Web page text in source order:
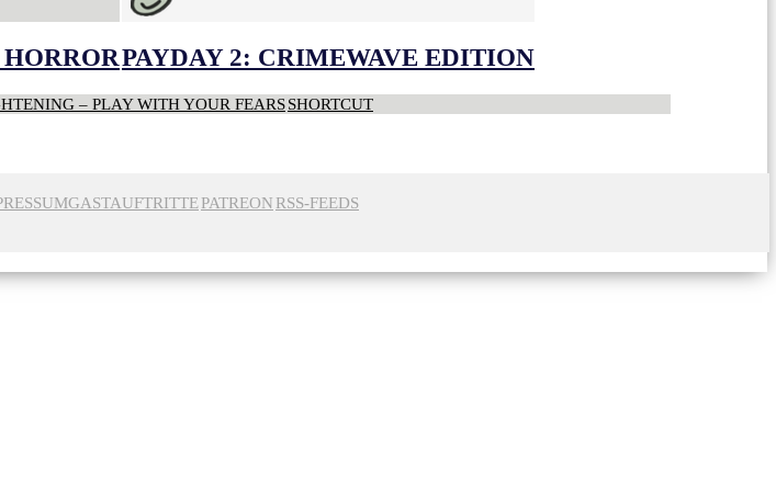
PAYDAY 2: CRIMEWAVE EDITION
– PLAY WITH YOUR FEARSSHORTCUT
GASTAUFTRITTEPATREON RSS-FEEDS